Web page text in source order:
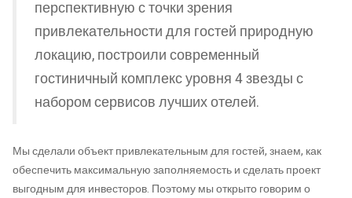
перспективную с точки зрения
привлекательности для гостей природную
локацию, построили современный
гостиничный комплекс уровня 4 звезды с
набором сервисов лучших отелей.
Мы сделали объект привлекательным для гостей, знаем, как
обеспечить максимальную заполняемость и сделать проект
выгодным для инвесторов. Поэтому мы открыто говорим о